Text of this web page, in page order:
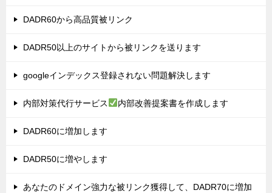
DADR60から高品質被リンク
DADR50以上のサイトから被リンクを送ります
googleインデックス登録されない問題解決します
内部対策代行サービス 内部改善提案書を作成します
DADR60に増加します
DADR50に増やします
あなたのドメイン強力な被リンク獲得して、DADR70に増加